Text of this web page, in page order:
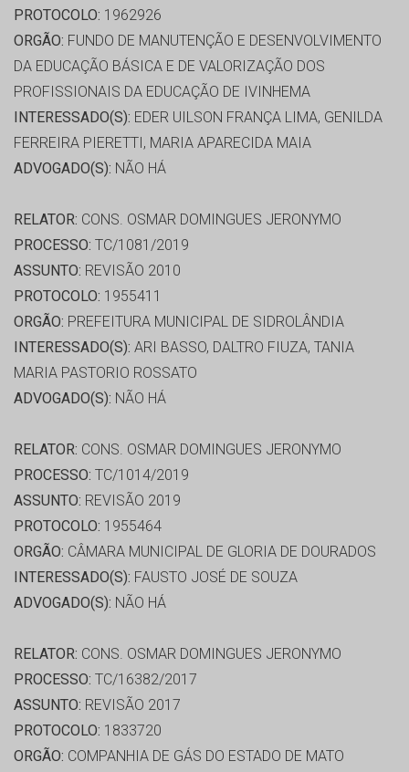
PROTOCOLO: 1962926
ORGÃO: FUNDO DE MANUTENÇÃO E DESENVOLVIMENTO
DA EDUCAÇÃO BÁSICA E DE VALORIZAÇÃO DOS
PROFISSIONAIS DA EDUCAÇÃO DE IVINHEMA
INTERESSADO(S): EDER UILSON FRANÇA LIMA, GENILDA
FERREIRA PIERETTI, MARIA APARECIDA MAIA
ADVOGADO(S): NÃO HÁ
RELATOR: CONS. OSMAR DOMINGUES JERONYMO
PROCESSO: TC/1081/2019
ASSUNTO: REVISÃO 2010
PROTOCOLO: 1955411
ORGÃO: PREFEITURA MUNICIPAL DE SIDROLÂNDIA
INTERESSADO(S): ARI BASSO, DALTRO FIUZA, TANIA
MARIA PASTORIO ROSSATO
ADVOGADO(S): NÃO HÁ
RELATOR: CONS. OSMAR DOMINGUES JERONYMO
PROCESSO: TC/1014/2019
ASSUNTO: REVISÃO 2019
PROTOCOLO: 1955464
ORGÃO: CÂMARA MUNICIPAL DE GLORIA DE DOURADOS
INTERESSADO(S): FAUSTO JOSÉ DE SOUZA
ADVOGADO(S): NÃO HÁ
RELATOR: CONS. OSMAR DOMINGUES JERONYMO
PROCESSO: TC/16382/2017
ASSUNTO: REVISÃO 2017
PROTOCOLO: 1833720
ORGÃO: COMPANHIA DE GÁS DO ESTADO DE MATO